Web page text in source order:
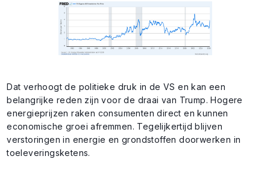
Dat verhoogt de politieke druk in de VS en kan een
belangrijke reden zijn voor de draai van Trump. Hogere
energieprijzen raken consumenten direct en kunnen
economische groei afremmen. Tegelijkertijd blijven
verstoringen in energie en grondstoffen doorwerken in
toeleveringsketens.